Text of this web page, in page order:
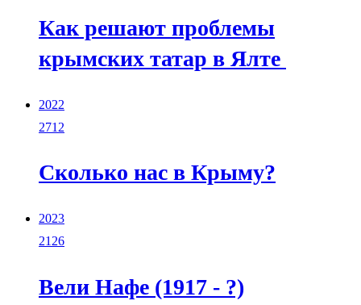
Как решают проблемы
крымских татар в Ялте
2022
2712
Сколько нас в Крыму?
2023
2126
Вели Нафе (1917 - ?)